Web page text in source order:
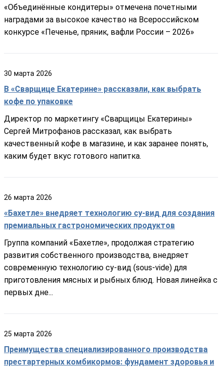
«Объединённые кондитеры» отмечена почетными
наградами за высокое качество на Всероссийском
конкурсе «Печенье, пряник, вафли России – 2026»
30 марта 2026
В «Сварщице Екатерине» рассказали, как выбрать
кофе по упаковке
Директор по маркетингу «Сварщицы Екатерины»
Сергей Митрофанов рассказал, как выбрать
качественный кофе в магазине, и как заранее понять,
каким будет вкус готового напитка.
26 марта 2026
«Бахетле» внедряет технологию су-вид для создания
премиальных гастрономических продуктов
Группа компаний «Бахетле», продолжая стратегию
развития собственного производства, внедряет
современную технологию су-вид (sous-vide) для
приготовления мясных и рыбных блюд. Новая линейка с
первых дне...
25 марта 2026
Преимущества специализированного производства
престартерных комбикормов: фундамент здоровья и